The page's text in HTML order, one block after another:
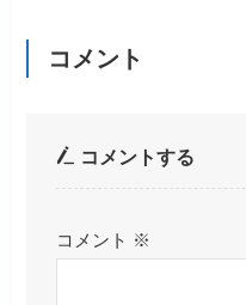
コメント
コメントする
コメント ※